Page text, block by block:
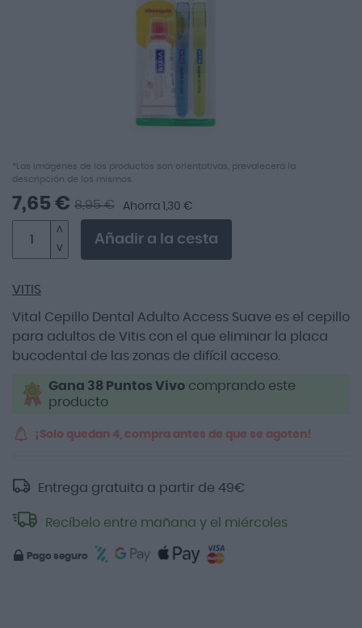
Saltar
al
comienzo
de
galería
de
*Las imágenes de los productos son orientativas, prevalecerá la
descripción de los mismos.
VITIS
Vital Cepillo Dental Adulto Access Suave es el cepillo
para adultos de Vitis con el que eliminar la placa
bucodental de las zonas de difícil acceso.
Gana 38 Puntos Vivo comprando este
producto
7,65 € 8,95 € Ahorra 1,30 €
Añadir a la cesta
¡Solo quedan 4, compra antes de que se agoten!
Entrega gratuita a partir de 49€
Recíbelo entre mañana y el miércoles
Pago seguro